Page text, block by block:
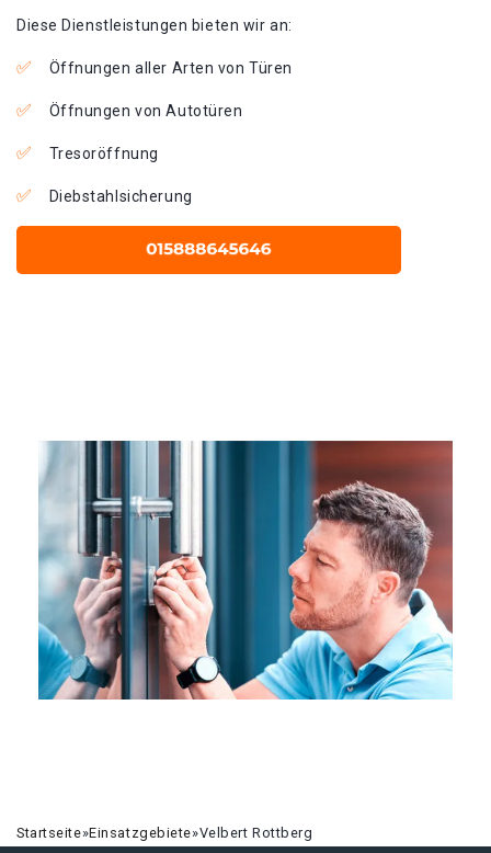
Diese Dienstleistungen bieten wir an:
Öffnungen aller Arten von Türen
Öffnungen von Autotüren
Tresoröffnung
Diebstahlsicherung
Startseite»Einsatzgebiete»Velbert Rottberg